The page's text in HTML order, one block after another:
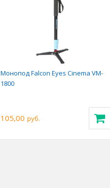
Монопод Falcon Eyes Cinema VM-
1800
105,00 руб.